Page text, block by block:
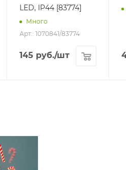
LED, IP44 [83774]
Много
Арт.: 1070841/83774
145 руб./шт